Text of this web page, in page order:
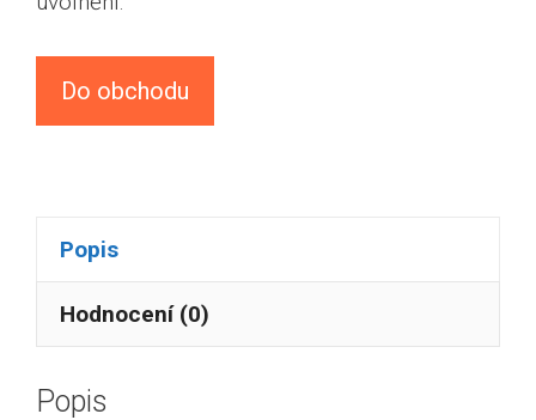
Do obchodu
Popis
Hodnocení (0)
Popis